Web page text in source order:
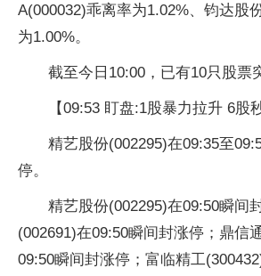
A(000032)乖离率为1.02%、钧达股
为1.00%。
截至今日10:00，已有10只股票
【09:53 盯盘:1股暴力拉升 6股
精艺股份(002295)在09:35至
停。
精艺股份(002295)在09:50瞬间
(002691)在09:50瞬间封涨停；鼎信
09:50瞬间封涨停；富临精工